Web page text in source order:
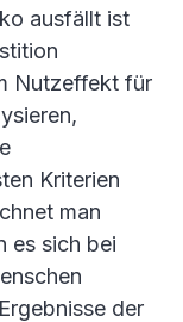
ausfällt ist
Nutzeffekt für
Kriterien
man
es sich bei
der